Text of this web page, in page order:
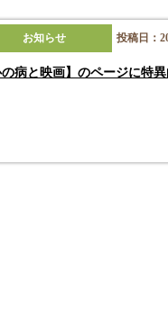
お知らせ 投稿日：
病と映画】のページに特